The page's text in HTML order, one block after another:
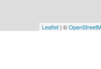
Leaflet| ©